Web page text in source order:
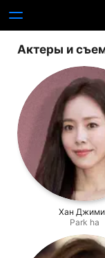
Актеры и
Хан
Park ha